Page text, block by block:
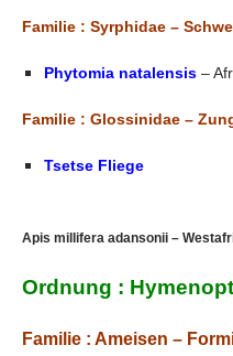
Familie : Syrphidae –
Phytomia natalensis –
Familie : Glossinidae –
Tsetse Fliege
Apis millifera adansonii –
Ordnung :
Familie : Ameisen –